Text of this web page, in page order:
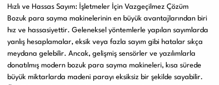
Hızlı ve Hassas Sayım: İşletmeler İçin Vazgeçilmez Çözüm
Bozuk para sayma makinelerinin en büyük avantajlarından biri
hız ve hassasiyettir. Geleneksel yöntemlerle yapılan sayımlarda
yanlış hesaplamalar, eksik veya fazla sayım gibi hatalar sıkça
meydana gelebilir. Ancak, gelişmiş sensörler ve yazılımlarla
donatılmış modern bozuk para sayma makineleri, kısa sürede
büyük miktarlarda madeni parayı eksiksiz bir şekilde sayabilir.